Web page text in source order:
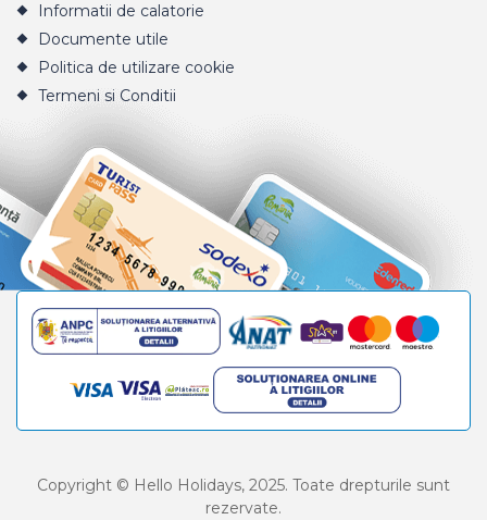
Informatii de calatorie
Documente utile
Politica de utilizare cookie
Termeni si Conditii
Copyright © Hello Holidays, 2025. Toate drepturile sunt
rezervate.